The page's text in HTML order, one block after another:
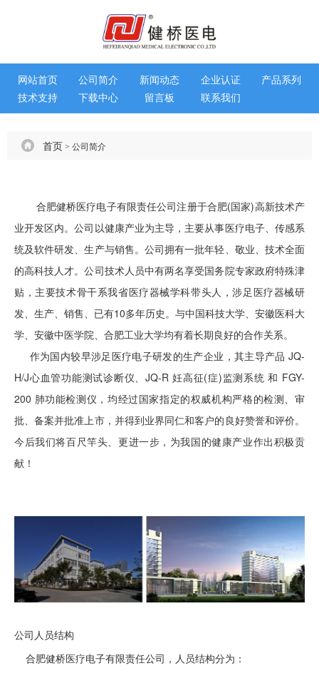
网站首页 公司简介 新闻动态 企业认证
产品系列
技术支持
下载中心 留言板 联系我们
首页 > 公司简介
合肥健桥医疗电子有限责任公司注册于合肥(国家)高新技术产
业开发区内。公司以健康产业为主导，主要从事医疗电子、传感系
统及软件研发、生产与销售。公司拥有一批年轻、敬业、技术全面
的高科技人才。公司技术人员中有两名享受国务院专家政府特殊津
贴，主要技术骨干系我省医疗器械学科带头人，涉足医疗器械研
发、生产、销售、已有10多年历史。与中国科技大学、安徽医科大
学、安徽中医学院、合肥工业大学均有着长期良好的合作关系。
作为国内较早涉足医疗电子研发的生产企业，其主导产品 JQ-
H/J心血管功能测试诊断仪、JQ-R 妊高征(症)监测系统 和 FGY-
200 肺功能检测仪，均经过国家指定的权威机构严格的检测、审
批、备案并批准上市，并得到业界同仁和客户的良好赞誉和评价。
今后我们将百尺竿头、更进一步，为我国的健康产业作出积极贡
献！
公司人员结构
合肥健桥医疗电子有限责任公司，人员结构分为：